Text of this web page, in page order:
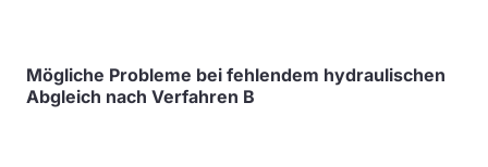
Mögliche Probleme bei fehlendem hydraulischen
Abgleich nach Verfahren B